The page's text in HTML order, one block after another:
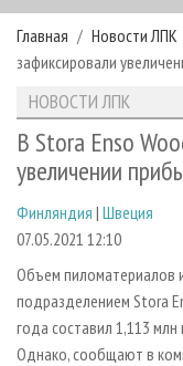
РУБРИКИ И ТЕМЫ
РУБРИКИ ЖУРНАЛА
ЛЕСОЗАГОТОВКА
ЛЕСОПИЛЕНИЕ
СУШКА ДРЕВЕСИНЫ
ПРОИЗВОДСТВО
ДЕРЕВЯННОЕ
ПРОИЗВОДСТВО
НОВОСТИ
НОВОСТИ ЛПК
НОВОСТИ
ПРОЕКТЫ ЛПИ
АНАЛИТИКА
ПРЕДПРИЯТИЯ
ПЕРСОНЫ
МОБИЛЬНЫЕ
ОФИЦИАЛЬНЫЕ
ПРИОРИТЕТНЫЕ
АРХИВ
АРХИВ ЖУРНАЛОВ
О ЖУРНАЛЕ
ПОДПИСКА
КОНТАКТЫ
РЕКЛАМОДАТЕЛЯМ
РЕКЛАМА
РЕКЛАМА НА
Главная Новости ЛПК
зафиксировали
НОВОСТИ ЛПК
В Stora Enso
увеличении
Финляндия | Швеция
07.05.2021 12:10
Объем пиломатериалов
подразделением Stora
года составил 1,113
Однако, сообщают в